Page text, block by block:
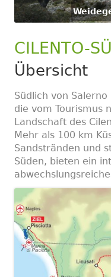
CILENTO-
Übersicht
Südlich von
die vom Tourismus
Landschaft des
Mehr als 100 km
Sandstränden und
Süden, bieten ein